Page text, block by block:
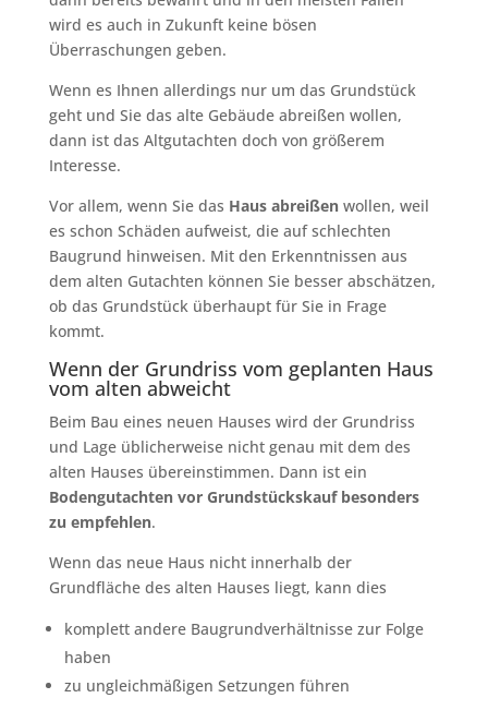
wird es auch in Zukunft keine bösen
Überraschungen geben.
Wenn es Ihnen allerdings nur um das Grundstück
geht und Sie das alte Gebäude abreißen wollen,
dann ist das Altgutachten doch von größerem
Interesse.
Vor allem, wenn Sie das Haus abreißenwollen, weil
es schon Schäden aufweist, die auf schlechten
Baugrund hinweisen. Mit den Erkenntnissen aus
dem alten Gutachten können Sie besser abschätzen,
ob das Grundstück überhaupt für Sie in Frage
kommt.
Wenn der Grundriss vom geplanten Haus
vom alten abweicht
Beim Bau eines neuen Hauses wird der Grundriss
und Lage üblicherweise nicht genau mit dem des
alten Hauses übereinstimmen. Dann ist ein
Bodengutachten vor Grundstückskauf besonders
zu empfehlen.
Wenn das neue Haus nicht innerhalb der
Grundfläche des alten Hauses liegt, kann dies
komplett andere Baugrundverhältnisse zur Folge
haben
zu ungleichmäßigen Setzungen führen